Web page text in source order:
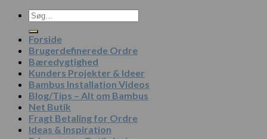
Søg
efter:
Forside
Brugerdefinerede Ordre
Bæredygtighed
Kunders Projekter & Ideer
Bambus Installation Videos
Blog/Tips – Alt om Bambus
Net Butik
Fragt Betaling for Ordre
Ideas & Inspiration